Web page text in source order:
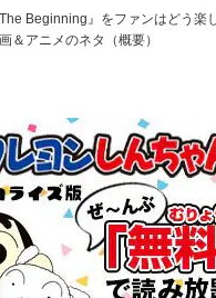
Beginning』をファンはどう楽
＆アニメのネタ（概要）